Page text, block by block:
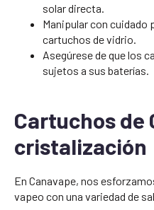
solar directa.
Manipular con
cartuchos de vidrio.
Asegúrese de que los
sujetos a sus baterías.
Cartuchos de
cristalización
En Canavape, nos
vapeo con una variedad de